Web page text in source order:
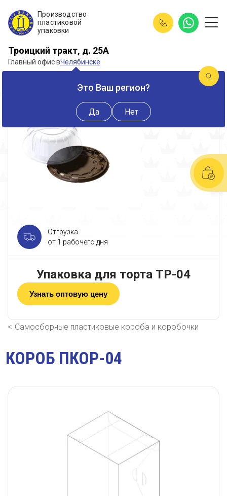
Производство
пластиковой
упаковки
Троицкий тракт, д. 25А
Главный офис вЧелябинске
Это Ваш регион?
Да Нет
Отгрузка
от 1 рабочего дня
Упаковка для торта ТР-04
Узнать оптовую цену
Самосборные пластиковые короба и коробочки
КОРОБ ПКОР-04